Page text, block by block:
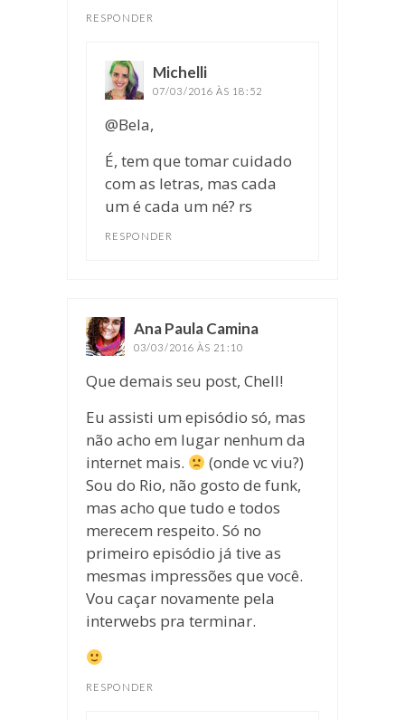
RESPONDER
Michelli
07/03/2016 ÀS 18:52
@Bela,
É, tem que tomar cuidado
com as letras, mas cada
um é cada um né? rs
RESPONDER
Ana Paula Camina
03/03/2016 ÀS 21:10
Que demais seu post, Chell!
Eu assisti um episódio só, mas
não acho em lugar nenhum da
internet mais.
(onde vc viu?)
Sou do Rio, não gosto de funk,
mas acho que tudo e todos
merecem respeito. Só no
primeiro episódio já tive as
mesmas impressões que você.
Vou caçar novamente pela
interwebs pra terminar.
RESPONDER